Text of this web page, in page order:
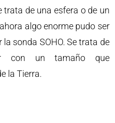
trata de una esfera o de un
algo enorme pudo ser
sonda SOHO. Se trata de
con un tamaño que
la Tierra.